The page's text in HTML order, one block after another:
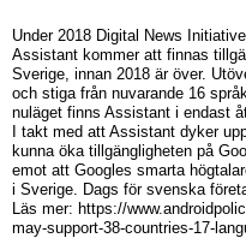
Under 2018 Digital News
Assistant kommer att finnas
Sverige, innan 2018 är över.
och stiga från nuvarande 16
nuläget finns Assistant i endast
I takt med att Assistant dyker
kunna öka tillgängligheten på
emot att Googles smarta
i Sverige. Dags för svenska
Läs mer: https://
may-support-38-countries-17-